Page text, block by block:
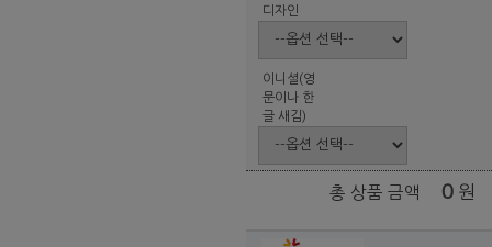
디자인
이니셜(영
문이나 한
글 새김)
총 상품 금액 0 원